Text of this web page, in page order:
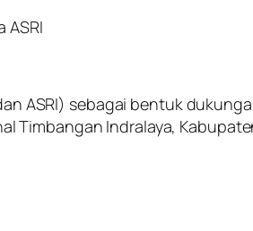
ASRI
ASRI) sebagai bentuk
Timbangan Indralaya,